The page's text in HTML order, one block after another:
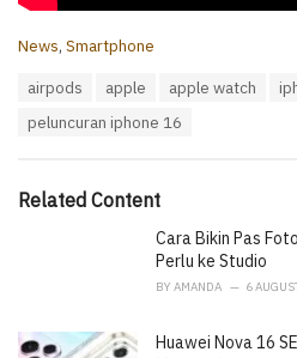
C
i
News, Smartphone
airpods apple apple watch
peluncuran iphone 16
Related Content
Cara Bikin Pas
Perlu ke Studio
BY AMANDA 6
Huawei Nova 16